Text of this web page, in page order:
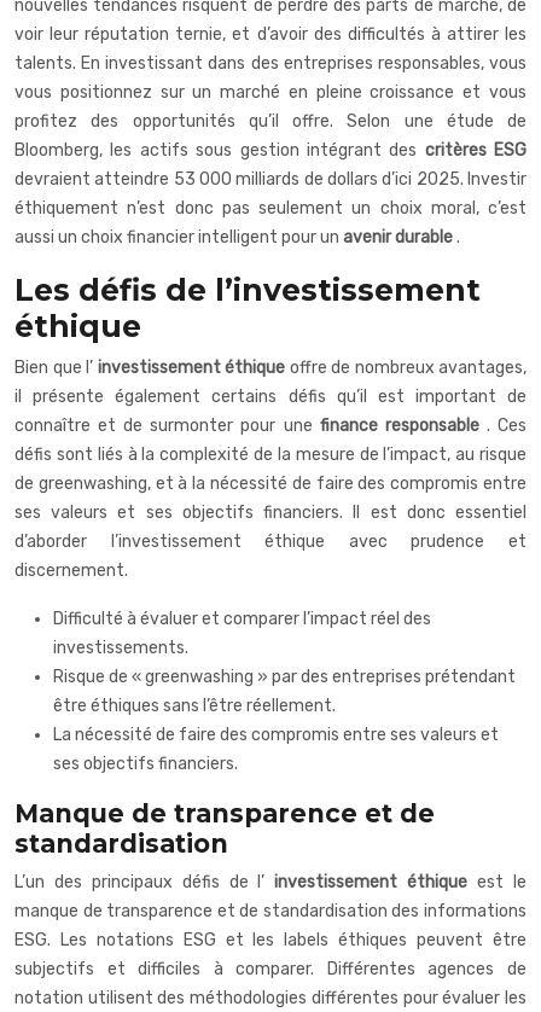
nouvelles tendances risquent de perdre des parts de marché, de
voir leur réputation ternie, et d’avoir des difficultés à attirer les
talents. En investissant dans des entreprises responsables, vous
vous positionnez sur un marché en pleine croissance et vous
profitez des opportunités qu’il offre. Selon une étude de
Bloomberg, les actifs sous gestion intégrant des critères ESG
devraient atteindre 53 000 milliards de dollars d’ici 2025. Investir
éthiquement n’est donc pas seulement un choix moral, c’est
aussi un choix financier intelligent pour un avenir durable.
Les défis de l’investissement
éthique
Bien que l’ investissement éthique offre de nombreux avantages,
il présente également certains défis qu’il est important de
connaître et de surmonter pour une finance responsable . Ces
défis sont liés à la complexité de la mesure de l’impact, au risque
de greenwashing, et à la nécessité de faire des compromis entre
ses valeurs et ses objectifs financiers. Il est donc essentiel
d’aborder l’investissement éthique avec prudence et
discernement.
Difficulté à évaluer et comparer l’impact réel des
investissements.
Risque de « greenwashing » par des entreprises prétendant
être éthiques sans l’être réellement.
La nécessité de faire des compromis entre ses valeurs et
ses objectifs financiers.
Manque de transparence et de
standardisation
L’un des principaux défis de l’investissement éthiqueest le
manque de transparence et de standardisation des informations
ESG. Les notations ESG et les labels éthiques peuvent être
subjectifs et difficiles à comparer. Différentes agences de
notation utilisent des méthodologies différentes pour évaluer les